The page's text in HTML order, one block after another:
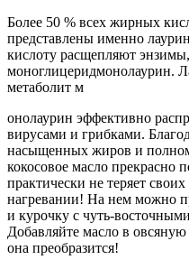
Более 50 % всех жирных
представлены именно
кислоту расщепляют
моноглицеридмонолаурин.
метаболит м
онолаурин эффективно
вирусами и грибками.
насыщенных жиров и
кокосовое масло прекрасно
практически не теряет
нагревании! На нем можно
и курочку с чуть-
Добавляйте масло в
она преобразится!